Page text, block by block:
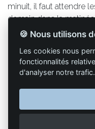
minuit, il faut attendre
demain dans la matinée
Retour
🍪 Nous utilisons
Les cookies nous
fonctionnalités
d'analyser notre